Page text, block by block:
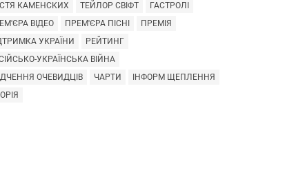
КАМЕНСКИХ
ТЕЙЛОР СВІФТ
ГАСТРОЛІ
ВІДЕО
ПРЕМ'ЄРА ПІСНІ
ПРЕМІЯ
УКРАЇНИ
РЕЙТИНГ
УКРАЇНСЬКА ВІЙНА
ОЧЕВИДЦІВ
ЧАРТИ
ІНФОРМ ЩЕПЛЕННЯ